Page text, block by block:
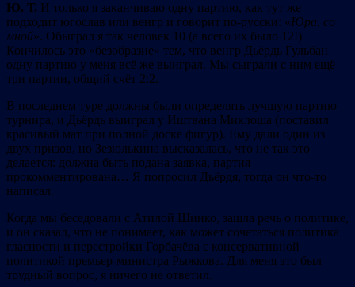
Ю. Т. И только я заканчиваю одну партию, как тут же
подходит югослав или венгр и говорит по-русски: «Юра, со
мной». Обыграл я так человек 10 (а всего их было 12!)
Кончилось это «безобразие» тем, что венгр Дьёрдь Гульбан
одну партию у меня всё же выиграл. Мы сыграли с ним ещё
три партии, общий счёт 2:2.
В последнем туре должны были определять лучшую партию
турнира, и Дьёрдь выиграл у Иштвана Миклоша (поставил
красивый мат при полной доске фигур). Ему дали один из
двух призов, но Зезюлькина высказалась, что не так это
делается: должна быть подана заявка, партия
прокомментирована… Я попросил Дьёрдя, тогда он что-то
написал.
Когда мы беседовали с Атилой Шинко, зашла речь о политике,
и он сказал, что не понимает, как может сочетаться политика
гласности и перестройки Горбачёва с консервативной
политикой премьер-министра Рыжкова. Для меня это был
трудный вопрос, я ничего не ответил.